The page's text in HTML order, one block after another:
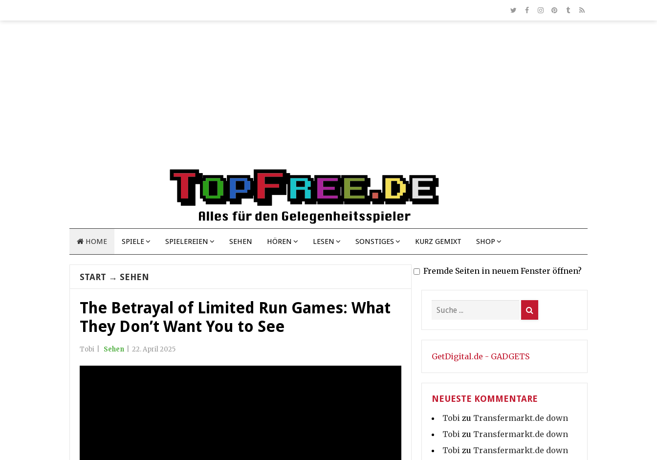
HOME SPIELE SPIELEREIEN SEHEN HÖREN LESEN SONSTIGES KURZ GEMIXT SHOP
START → SEHEN
The Betrayal of Limited Run Games: What
They Don’t Want You to See
Tobi Sehen 22. April 2025
Fremde Seiten in neuem Fenster öffnen?
GetDigital.de - GADGETS
NEUESTE KOMMENTARE
Tobi zu Transfermarkt.de down
Tobi zu Transfermarkt.de down
Tobi zu Transfermarkt.de down